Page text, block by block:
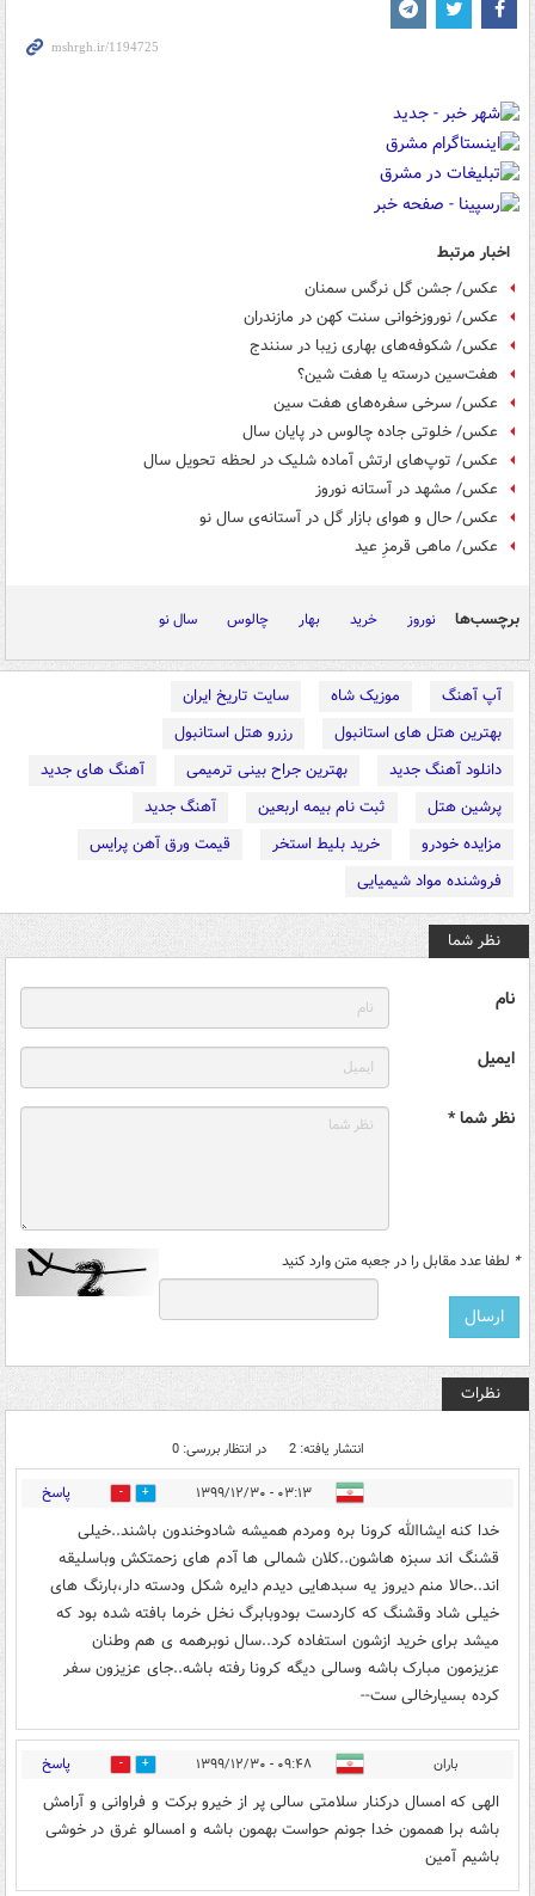
اخبار مرتبط
عکس/ جشن گل نرگس سمنان
عکس/ نوروزخوانی سنت کهن در مازندران
عکس/ شکوفه‌های بهاری زیبا در سنندج
هفت‌سین درسته یا هفت شین؟
عکس/ سرخی سفره‌های هفت‌ سین
عکس/ خلوتی جاده چالوس در پایان سال
عکس/ توپ‌های ارتش آماده شلیک در لحظه تحویل سال
عکس/ مشهد در آستانه نوروز
عکس/ حال و هوای بازار گل در آستانه‌ی سال نو
عکس/ ماهی قرمزِ عید
برچسب‌ها نوروز خرید بهار چالوس سال نو
آپ آهنگ موزیک شاه
سایت تاریخ ایران
بهترین هتل های استانبول
رزرو هتل استانبول
دانلود آهنگ جدید
بهترین جراح بینی ترمیمی
آهنگ های جدید
پرشین هتل
ثبت نام بیمه اربعین
آهنگ جدید
مزایده خودرو
خرید بلیط استخر
قیمت ورق آهن پرایس
فروشنده مواد شیمیایی
نظر شما
نام
ایمیل
نظر شما *
* لطفا عدد مقابل را در جعبه متن وارد کنید
نظرات
انتشار یافته: 2 در انتظار بررسی: 0
۰۳:۱۳ - ۱۳۹۹/۱۲/۳۰ 0 پاسخ
خدا کنه ایشاالله کرونا بره ومردم همیشه شادوخندون باشند..خیلی
قشنگ اند سبزه هاشون..کلان شمالی ها آدم های زحمتکش وباسلیقه
اند..حالا منم دیروز یه سبدهایی دیدم دایره شکل ودسته دار،بارنگ های
خیلی شاد وقشنگ که کاردست بودوبابرگ نخل خرما بافته شده بود که
میشد برای خرید ازشون استفاده کرد..سال نوبرهمه ی هم وطنان
عزیزمون مبارک باشه وسالی دیگه کرونا رفته باشه..جای عزیزون سفر
کرده بسیارخالی ست--
باران ۰۹:۴۸ - ۱۳۹۹/۱۲/۳۰ 0 پاسخ
الهی که امسال درکنار سلامتی سالی پر از خیرو برکت و فراوانی و آرامش
باشه برا هممون خدا جونم حواست بهمون باشه و امسالو غرق در خوشی
باشیم آمین